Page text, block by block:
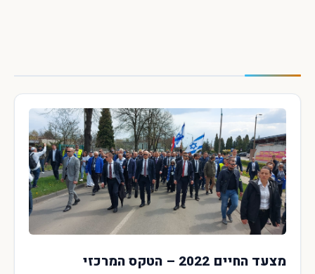
חיפוש מהיר באתר ×
חפש
עכשיו
מצעד החיים 2022 – הטקס המרכזי